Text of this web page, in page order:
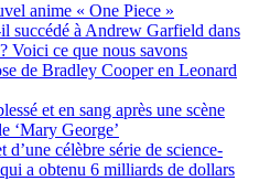
anime « One Piece »
succédé à Andrew Garfield dans
Voici ce que nous savons
de Bradley Cooper en Leonard
et en sang après une scène
‘Mary George’
célèbre série de science-
a obtenu 6 milliards de dollars